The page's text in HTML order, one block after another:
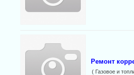
Ремонт
( Газовое и